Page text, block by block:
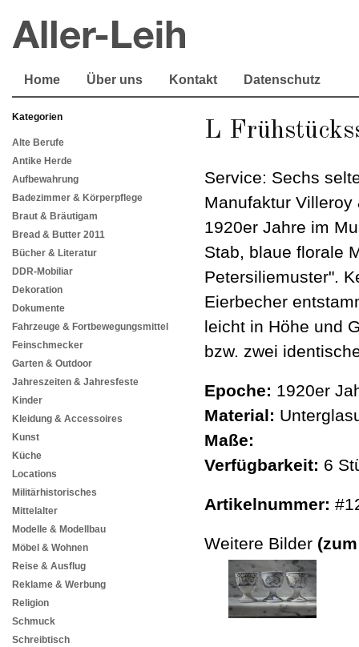
Home Über uns Kontakt Datenschutz
Kategorien
Alte Berufe
Antike Herde
Aufbewahrung
Badezimmer & Körperpflege
Braut & Bräutigam
Bread & Butter 2011
Bücher & Literatur
DDR-Mobiliar
Dekoration
Dokumente
Fahrzeuge & Fortbewegungsmittel
Feinschmecker
Garten & Outdoor
Jahreszeiten & Jahresfeste
Kinder
Kleidung & Accessoires
Kunst
Küche
Locations
Militärhistorisches
Mittelalter
Modelle & Modellbau
Möbel & Wohnen
Reise & Ausflug
Reklame & Werbung
Religion
Schmuck
Schreibtisch
L
Service: Sechs
Manufaktur Villeroy
1920er Jahre im
Stab, blaue florale
Petersiliemuster".
Eierbecher
leicht in Höhe und
bzw. zwei
Epoche: 1920er
Material:
Maße:
Verfügbarkeit: 6
Artikelnummer:
Weitere Bilder